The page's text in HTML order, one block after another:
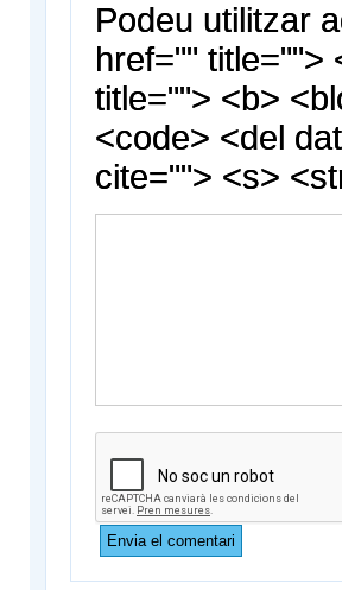
Podeu utilitzar
href="" title="">
title=""> <b>
<code> <del
cite=""> <s>